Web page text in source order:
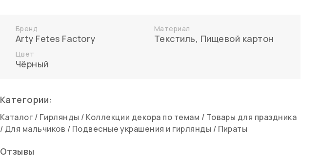
Бренд
Arty Fetes Factory
Материал
Текстиль, Пищевой картон
Цвет
Чёрный
Категории:
Каталог / Гирлянды / Коллекции декора по темам / Товары для праздника
/ Для мальчиков / Подвесные украшения и гирлянды / Пираты
Отзывы